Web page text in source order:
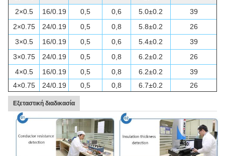
2×0.5
16/0.19 0,5 0,6 5.0±0.2
39
2×0.75
24/0.19 0,5 0,8 5.8±0.2
26
3×0.5
16/0.19 0,5 0,6 5.4±0.2
39
3×0.75
24/0.19 0,5 0,8 6.2±0.2
26
4×0.5
16/0.19 0,5 0,8 6.2±0.2
39
4×0.75
24/0.19 0,5 0,8 6.7±0.2 26
Εξεταστική διαδικασία